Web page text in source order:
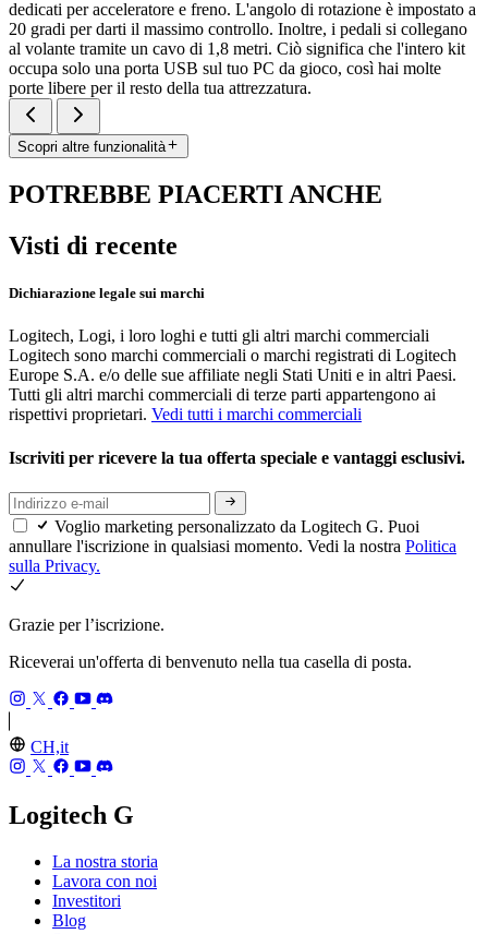
dedicati per acceleratore e freno. L'angolo di rotazione è impostato a
20 gradi per darti il massimo controllo. Inoltre, i pedali si collegano
al volante tramite un cavo di 1,8 metri. Ciò significa che l'intero kit
occupa solo una porta USB sul tuo PC da gioco, così hai molte
porte libere per il resto della tua attrezzatura.
Scopri altre funzionalità
POTREBBE PIACERTI ANCHE
Visti di recente
Dichiarazione legale sui marchi
Logitech, Logi, i loro loghi e tutti gli altri marchi commerciali
Logitech sono marchi commerciali o marchi registrati di Logitech
Europe S.A. e/o delle sue affiliate negli Stati Uniti e in altri Paesi.
Tutti gli altri marchi commerciali di terze parti appartengono ai
rispettivi proprietari. Vedi tutti i marchi commerciali
Iscriviti per ricevere la tua offerta speciale e vantaggi esclusivi.
Voglio marketing personalizzato da Logitech G. Puoi
annullare l'iscrizione in qualsiasi momento. Vedi la nostra Politica
sulla Privacy.
Grazie per l’iscrizione.
Riceverai un'offerta di benvenuto nella tua casella di posta.
CH,it
Logitech G
La nostra storia
Lavora con noi
Investitori
Blog